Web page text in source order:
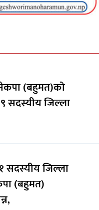
नेकपा (बहुमत)को
सदस्यीय जिल्ला
सदस्यीय जिल्ला
(बहुमत)